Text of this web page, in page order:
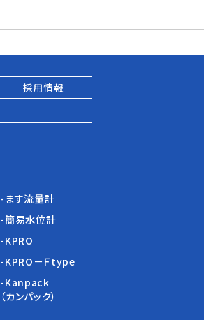
採用情報
-ます流量計
-簡易水位計
-KPRO
-KPRO－Ｆtype
-Kanpack
（カンパック）